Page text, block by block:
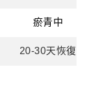
瘀青中
20-30天恢復